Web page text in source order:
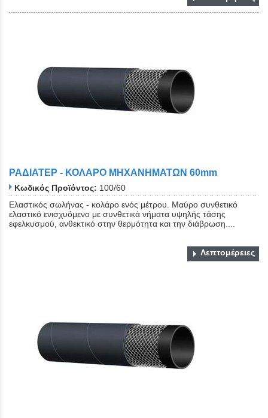
ΡΑΔΙΑΤΕΡ - ΚΟΛΑΡΟ ΜΗΧΑΝΗΜΑΤΩΝ 60mm
Κωδικός Προϊόντος: 100/60
Ελαστικός σωλήνας - κολάρο ενός μέτρου. Μαύρο συνθετικό
ελαστικό ενισχυόμενο με συνθετικά νήματα υψηλής τάσης
εφελκυσμού, ανθεκτικό στην θερμότητα και την διάβρωση....
Λεπτομέρειες